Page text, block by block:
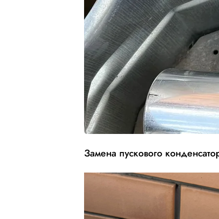
Замена пускового